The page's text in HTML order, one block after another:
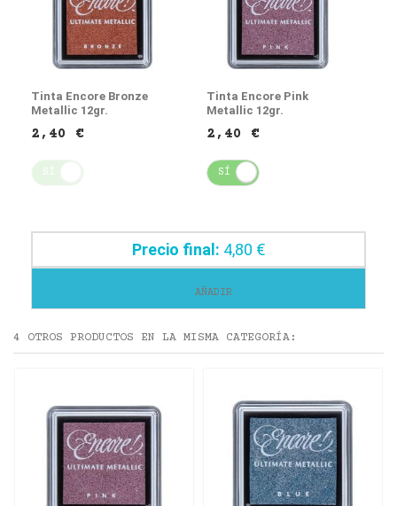
Tinta Encore Bronze
Metallic 12gr.
2,40 €
SÍ
Tinta Encore Pink
Metallic 12gr.
2,40 €
SÍ
Precio final: 4,80 €
AÑADIR
4 OTROS PRODUCTOS EN LA MISMA CATEGORÍA: